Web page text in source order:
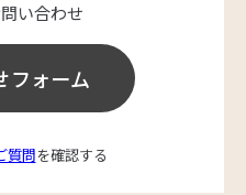
い合わせ
フォーム
質問を確認する